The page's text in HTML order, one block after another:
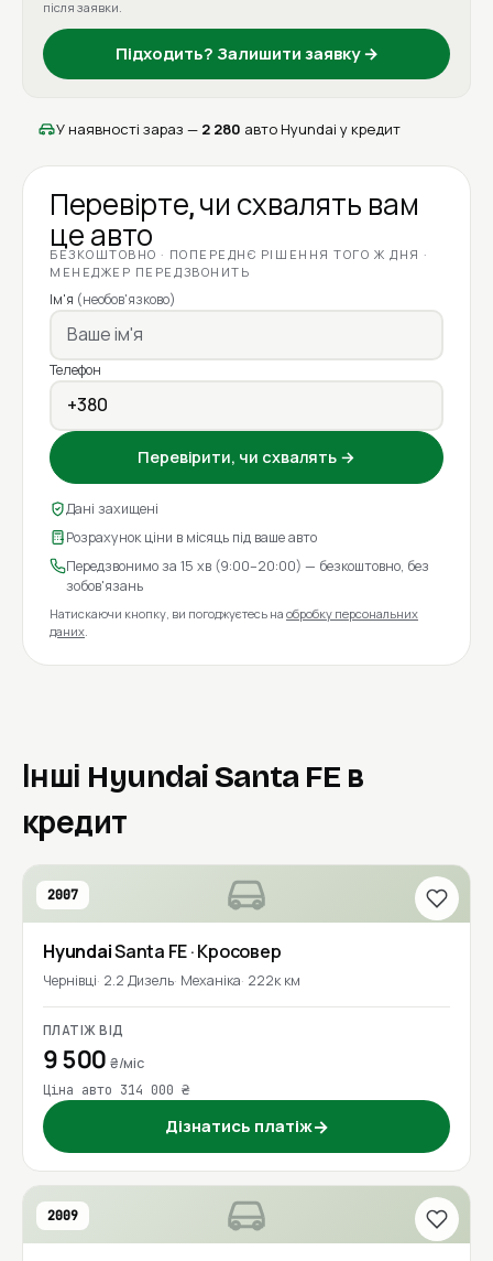
після заявки.
Підходить? Залишити заявку →
У наявності зараз — 2 280 авто Hyundai у кредит
Перевірте, чи схвалять вам
це авто
БЕЗКОШТОВНО · ПОПЕРЕДНЄ РІШЕННЯ ТОГО Ж ДНЯ ·
МЕНЕДЖЕР ПЕРЕДЗВОНИТЬ
Ім'я (необов'язково)
Телефон
Перевірити, чи схвалять →
Дані захищені
Розрахунок ціни в місяць під ваше авто
Передзвонимо за 15 хв (9:00–20:00) — безкоштовно, без
зобов'язань
Натискаючи кнопку, ви погоджуєтесь на обробку персональних
даних
Інші Hyundai Santa FE в
кредит
2007
HyundaiSanta FE· Кросовер
Чернівці 2.2 Дизель Механіка 222к км
ПЛАТІЖ ВІД
9 500₴/міс
Ціна авто 314 000 ₴
Дізнатись платіж→
2009